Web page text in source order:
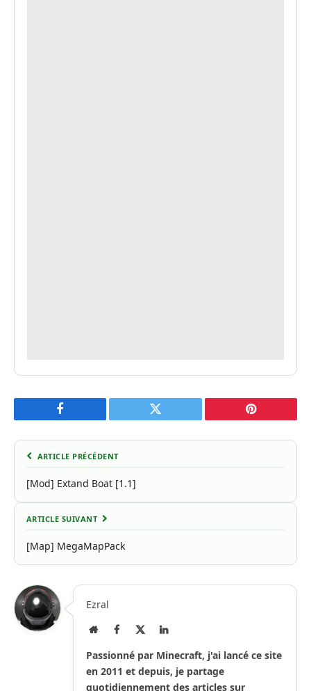
Facebook Twitter Pinterest
ARTICLE PRÉCÉDENT
[Mod] Extand Boat [1.1]
ARTICLE SUIVANT
[Map] MegaMapPack
Ezral
Site
Facebook LinkedIn
Passionné par Minecraft, j'ai lancé ce site
en 2011 et depuis, je partage
quotidiennement des articles sur